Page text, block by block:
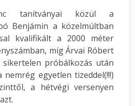
tanítványai közül a
Benjámin a közelmúltban
kvalifikált a 2000 méter
míg Árvai Róbert
próbálkozás után
egyetlen tizeddel(!!!)
a hétvégi versenyen